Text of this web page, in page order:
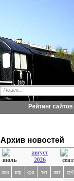
Рейтинг сайтов
Архив новостей
август
2026
пон втр срд чет пят суб